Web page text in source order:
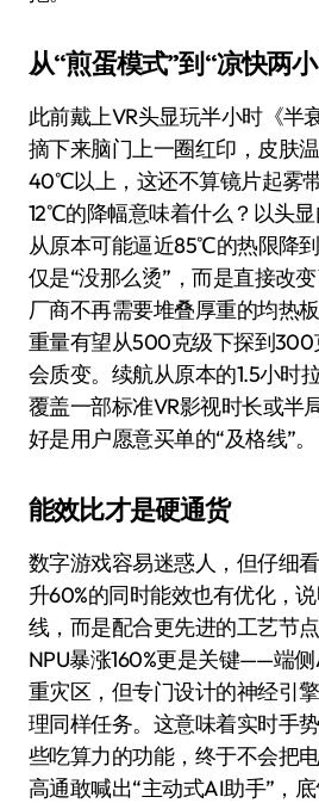
从“煎蛋模式”到“凉快两
此前戴上VR头显玩半小时《半
摘下来脑门上一圈红印，皮肤
40℃以上，这还不算镜片起雾
12℃的降幅意味着什么？以头显
从原本可能逼近85℃的热限降
仅是“没那么烫”，而是直接改
厂商不再需要堆叠厚重的均热
重量有望从500克级下探到
会质变。续航从原本的1.5小时
覆盖一部标准VR影视时长或
好是用户愿意买单的“及格线”。
能效比才是硬通货
数字游戏容易迷惑人，但仔细
升60%的同时能效也有优化，
线，而是配合更先进的工艺节
NPU暴涨160%更是关键——端
重灾区，但专门设计的神经引
理同样任务。这意味着实时手
些吃算力的功能，终于不会把电
高通敢喊出“主动式AI助手”，